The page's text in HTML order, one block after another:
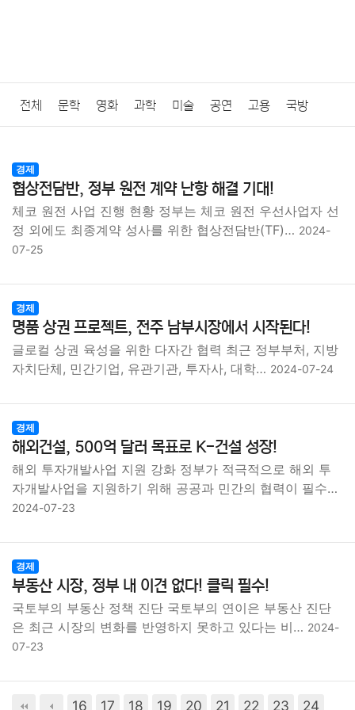
전체 문학 영화 과학 미술 공연 고용 국방
질병 가요 방송 일상 주식 암호화폐 블록체인
결혼 육아 반려동물 패션 미용 증권 인테리어
대출 자동차 취미 여행 맛집 IT 컴퓨터 기술
종교 사회 정치 건강 의료 의학 경제 마케팅
경제
협상전담반, 정부 원전 계약 난항 해결 기대!
체코 원전 사업 진행 현황 정부는 체코 원전 우선사업자 선
정 외에도 최종계약 성사를 위한 협상전담반(TF)… 2024-
07-25
경제
명품 상권 프로젝트, 전주 남부시장에서 시작된다!
글로컬 상권 육성을 위한 다자간 협력 최근 정부부처, 지방
자치단체, 민간기업, 유관기관, 투자사, 대학… 2024-07-24
경제
해외건설, 500억 달러 목표로 K-건설 성장!
해외 투자개발사업 지원 강화 정부가 적극적으로 해외 투
자개발사업을 지원하기 위해 공공과 민간의 협력이 필수…
2024-07-23
경제
부동산 시장, 정부 내 이견 없다! 클릭 필수!
국토부의 부동산 정책 진단 국토부의 연이은 부동산 진단
은 최근 시장의 변화를 반영하지 못하고 있다는 비… 2024-
07-23
16 17 18 19 20 21 22 23 24